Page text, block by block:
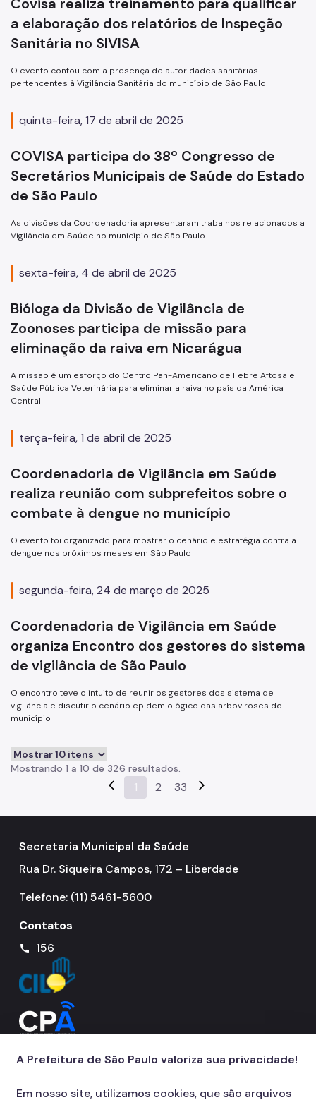
Covisa realiza treinamento para qualificar
a elaboração dos relatórios de Inspeção
Sanitária no SIVISA
O evento contou com a presença de autoridades sanitárias
pertencentes à Vigilância Sanitária do município de São Paulo
quinta-feira, 17 de abril de 2025
COVISA participa do 38º Congresso de
Secretários Municipais de Saúde do Estado
de São Paulo
As divisões da Coordenadoria apresentaram trabalhos relacionados a
Vigilância em Saúde no município de São Paulo
sexta-feira, 4 de abril de 2025
Bióloga da Divisão de Vigilância de
Zoonoses participa de missão para
eliminação da raiva em Nicarágua
A missão é um esforço do Centro Pan-Americano de Febre Aftosa e
Saúde Pública Veterinária para eliminar a raiva no país da América
Central
terça-feira, 1 de abril de 2025
Coordenadoria de Vigilância em Saúde
realiza reunião com subprefeitos sobre o
combate à dengue no município
O evento foi organizado para mostrar o cenário e estratégia contra a
dengue nos próximos meses em São Paulo
segunda-feira, 24 de março de 2025
Coordenadoria de Vigilância em Saúde
organiza Encontro dos gestores do sistema
de vigilância de São Paulo
O encontro teve o intuito de reunir os gestores dos sistema de
vigilância e discutir o cenário epidemiológico das arboviroses do
município
Mostrando 1 a 10 de 326 resultados.
arrow_back_ios 1 2 33 arrow_forward_ios
Secretaria Municipal da Saúde
Rua Dr. Siqueira Campos, 172 – Liberdade
Telefone: (11) 5461-5600
Contatos
call 156
A Prefeitura de São Paulo valoriza sua privacidade!
Em nosso site, utilizamos cookies, que são arquivos